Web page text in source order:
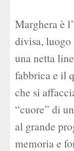
Marghera è
divisa,
una netta
fabbrica e il
che si
“cuore” di
al grande
memoria e